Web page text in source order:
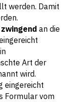
werden. Damit
zwingend an die
Art der
wird.
eingereicht
Formular vom